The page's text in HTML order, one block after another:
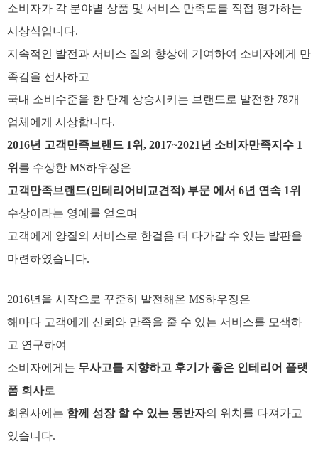
소비자가 각 분야별 상품 및 서비스 만족도를 직접 평가하는
시상식입니다.
지속적인 발전과 서비스 질의 향상에 기여하여 소비자에게 만
족감을 선사하고
국내 소비수준을 한 단계 상승시키는 브랜드로 발전한 78개
업체에게 시상합니다.
2016년 고객만족브랜드 1위, 2017~2021년 소비자만족지수 1
위 를 수상한 MS하우징은
고객만족브랜드(인테리어비교견적) 부문 에서 6년 연속 1위
수상이라는 영예를 얻으며
고객에게 양질의 서비스로 한걸음 더 다가갈 수 있는 발판을
마련하였습니다.
2016년을 시작으로 꾸준히 발전해온 MS하우징은
해마다 고객에게 신뢰와 만족을 줄 수 있는 서비스를 모색하
고 연구하여
소비자에게는 무사고를 지향하고 후기가 좋은 인테리어 플랫
폼 회사로
회원사에는 함께 성장 할 수 있는 동반자의 위치를 다져가고
있습니다.